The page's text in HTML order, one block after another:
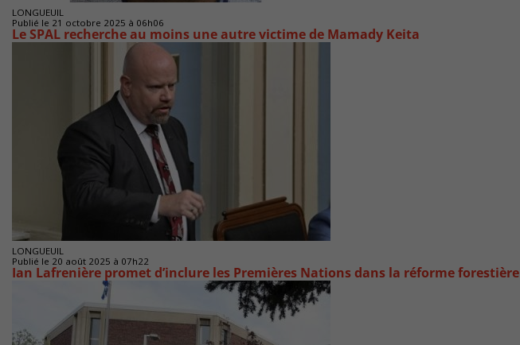
LONGUEUIL
Publié le 21 octobre 2025 à 06h06
Le SPAL recherche au moins une autre victime de Mamady Keita
LONGUEUIL
Publié le 20 août 2025 à 07h22
Ian Lafrenière promet d’inclure les Premières Nations dans la réforme forestière